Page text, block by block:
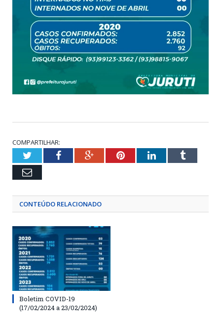
COMPARTILHAR:
TwitterFacebookGoogle+PinterestLinkedInTumblr
Email
CONTEÚDO RELACIONADO
Boletim COVID-19
(17/02/2024 a 23/02/2024)